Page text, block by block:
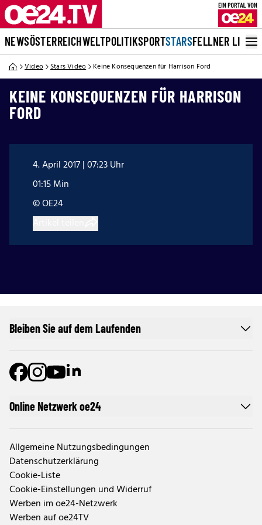
NEWSÖSTERREICHWELTPOLITIKSPORTSTARSFELLNER LIVE
Video Stars Video Keine Konsequenzen für Harrison Ford
KEINE KONSEQUENZEN FÜR HARRISON
FORD
4. April 2017 | 07:23 Uhr
01:15 Min
© OE24
Online Netzwerk oe24
Allgemeine Nutzungsbedingungen
Datenschutzerklärung
Cookie-Liste
Cookie-Einstellungen und Widerruf
Werben im oe24-Netzwerk
Werben auf oe24TV
Bleiben Sie auf dem Laufenden